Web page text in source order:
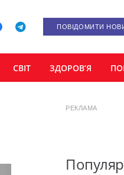
ПОВІДОМИТИ
СВІТ ЗДОРОВ’Я
РЕКЛАМА